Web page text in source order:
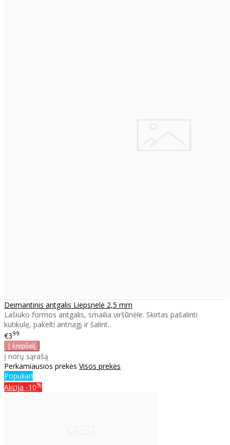
Deimantinis antgalis Liepsnelė 2,5 mm
Lašiuko formos antgalis, smailia viršūnėle. Skirtas pašalinti
kutikulę, pakelti antnagį ir šalint..
€399
Į norų sąrašą
Perkamiausios prekės Visos prekės
Populiari
Akcija -10%